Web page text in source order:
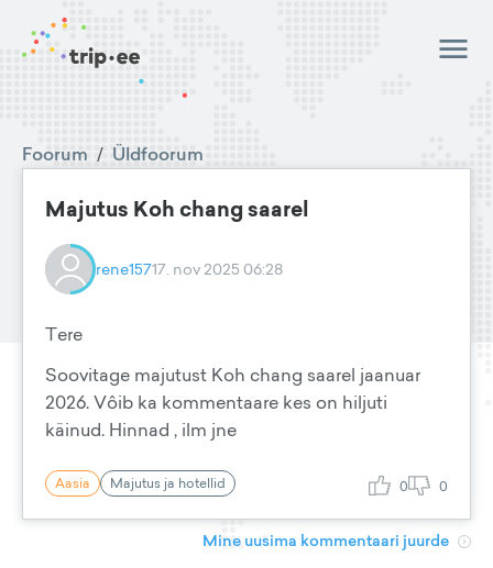
Foorum / Üldfoorum
Majutus Koh chang saarel
rene15717. nov 2025 06:28
Tere
Soovitage majutust Koh chang saarel jaanuar
2026. Vôib ka kommentaare kes on hiljuti
käinud. Hinnad , ilm jne
Aasia Majutus ja hotellid 0 0
Mine uusima kommentaari juurde